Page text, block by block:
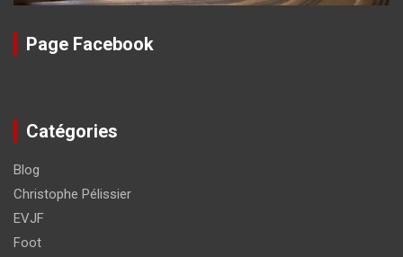
Page Facebook
Catégories
Blog
Christophe Pélissier
EVJF
Foot